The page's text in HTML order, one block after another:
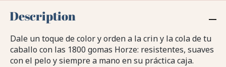
Description
Dale un toque de color y orden a la crin y la cola de tu
caballo con las 1800 gomas Horze: resistentes, suaves
con el pelo y siempre a mano en su práctica caja.